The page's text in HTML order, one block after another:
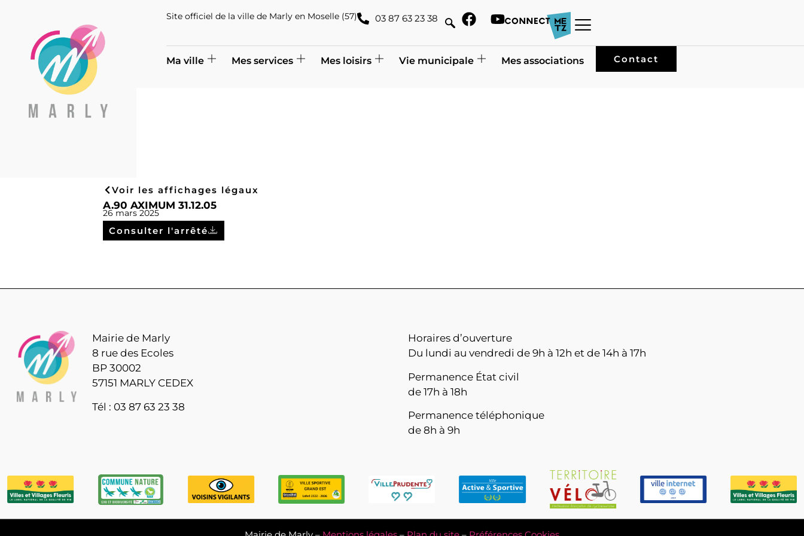
Site officiel de la ville de Marly en Moselle (57) 03 87 63 23 38
Ma ville Mes services Mes loisirs Vie municipale Mes associations Contact
Voir les affichages légaux
A.90 AXIMUM 31.12.05
26 mars 2025
Consulter l'arrêté
Mairie de Marly
8 rue des Ecoles
BP 30002
57151 MARLY CEDEX
Tél : 03 87 63 23 38
Horaires d’ouverture
Du lundi au vendredi de 9h à 12h et de 14h à 17h
Permanence État civil
de 17h à 18h
Permanence téléphonique
de 8h à 9h